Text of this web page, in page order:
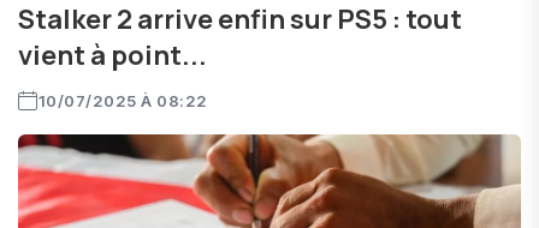
Stalker 2 arrive enfin sur PS5 : tout
vient à point...
10/07/2025 À 08:22